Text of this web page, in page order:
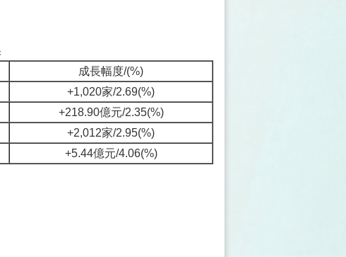
成長幅度/(%)
+1,020家/2.69(%)
+218.90億元/2.35(%)
+2,012家/2.95(%)
+5.44億元/4.06(%)